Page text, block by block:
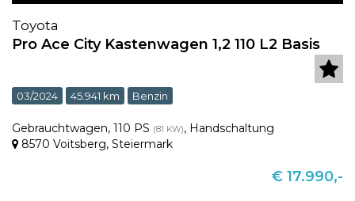
Toyota
Pro Ace City Kastenwagen 1,2 110 L2 Basis
03/2024 45.941 km Benzin
Gebrauchtwagen, 110 PS (81 KW), Handschaltung
8570 Voitsberg, Steiermark
€ 17.990,-